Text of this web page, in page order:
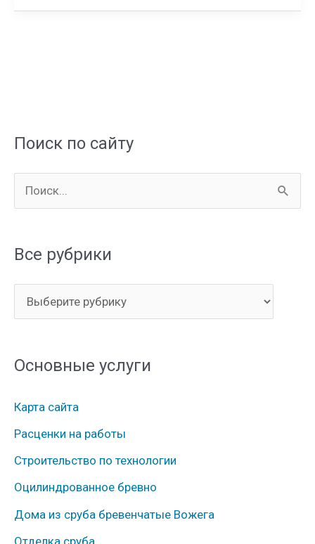
для
Поиск по сайту
о
с
Все рубрики
с
р
б
р
и
к
и
Основные услуги
Карта сайта
Расценки на работы
Строительство по технологии
Оцилиндрованное бревно
Дома из сруба бревенчатые Вожега
Отделка сруба